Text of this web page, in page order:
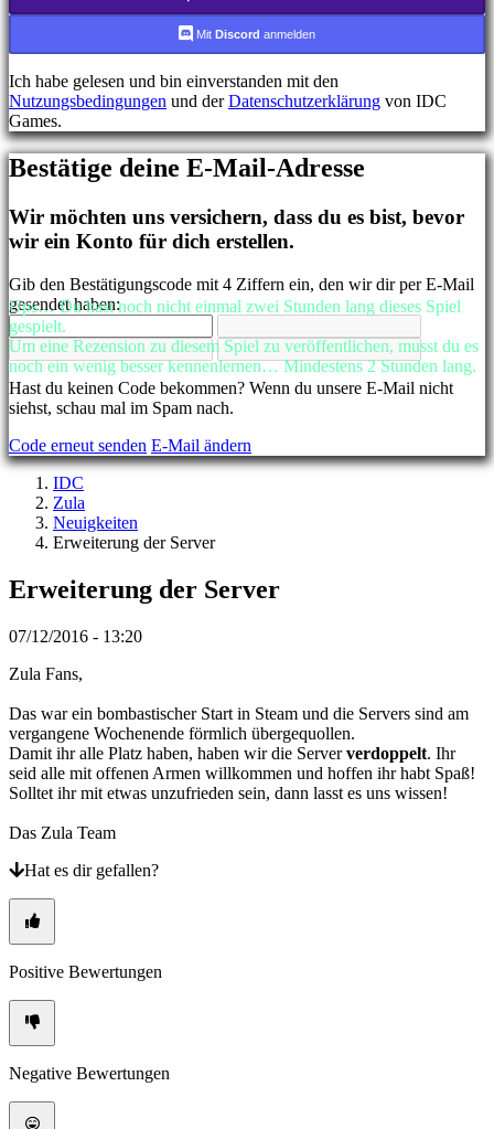
FR
IT
KO
NL
NO
PL
PT
RU
SR
SV
TR
UK
VI
ZH
Das
Das
Spiel
Gameplay
In-
Events
Neuigkeiten
Guides
Mit Discord anmelden
Ich habe gelesen und bin einverstanden mit den
Nutzungsbedingungen und derDatenschutzerklärung von IDC
Games.
Bestätige deine E-Mail-Adresse
Wir möchten uns versichern, dass du es bist, bevor
wir ein Konto für dich erstellen.
Gib den Bestätigungscode mit 4 Ziffern ein, den wir dir per E-Mail
gesendet haben:
Hast du keinen Code bekommen? Wenn du unsere E-Mail nicht
siehst, schau mal im Spam nach.
Code erneut senden E-Mail ändern
IDC
Zula
Neuigkeiten
Erweiterung der Server
Erweiterung der Server
07/12/2016 - 13:20
Zula Fans,
Das war ein bombastischer Start in Steam und die Servers sind am
vergangene Wochenende förmlich übergequollen.
Damit ihr alle Platz haben, haben wir die Serververdoppelt. Ihr
seid alle mit offenen Armen willkommen und hoffen ihr habt Spaß!
Solltet ihr mit etwas unzufrieden sein, dann lasst es uns wissen!
Das Zula Team
Hat es dir gefallen?
Positive Bewertungen
Negative Bewertungen
Ups… Du hast noch nicht einmal zwei Stunden lang dieses Spiel
gespielt.
Um eine Rezension zu diesem Spiel zu veröffentlichen, musst du es
noch ein wenig besser kennenlernen… Mindestens 2 Stunden lang.